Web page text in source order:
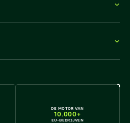
DE MOTOR VAN
10.000+
EU-BEDRIJVEN